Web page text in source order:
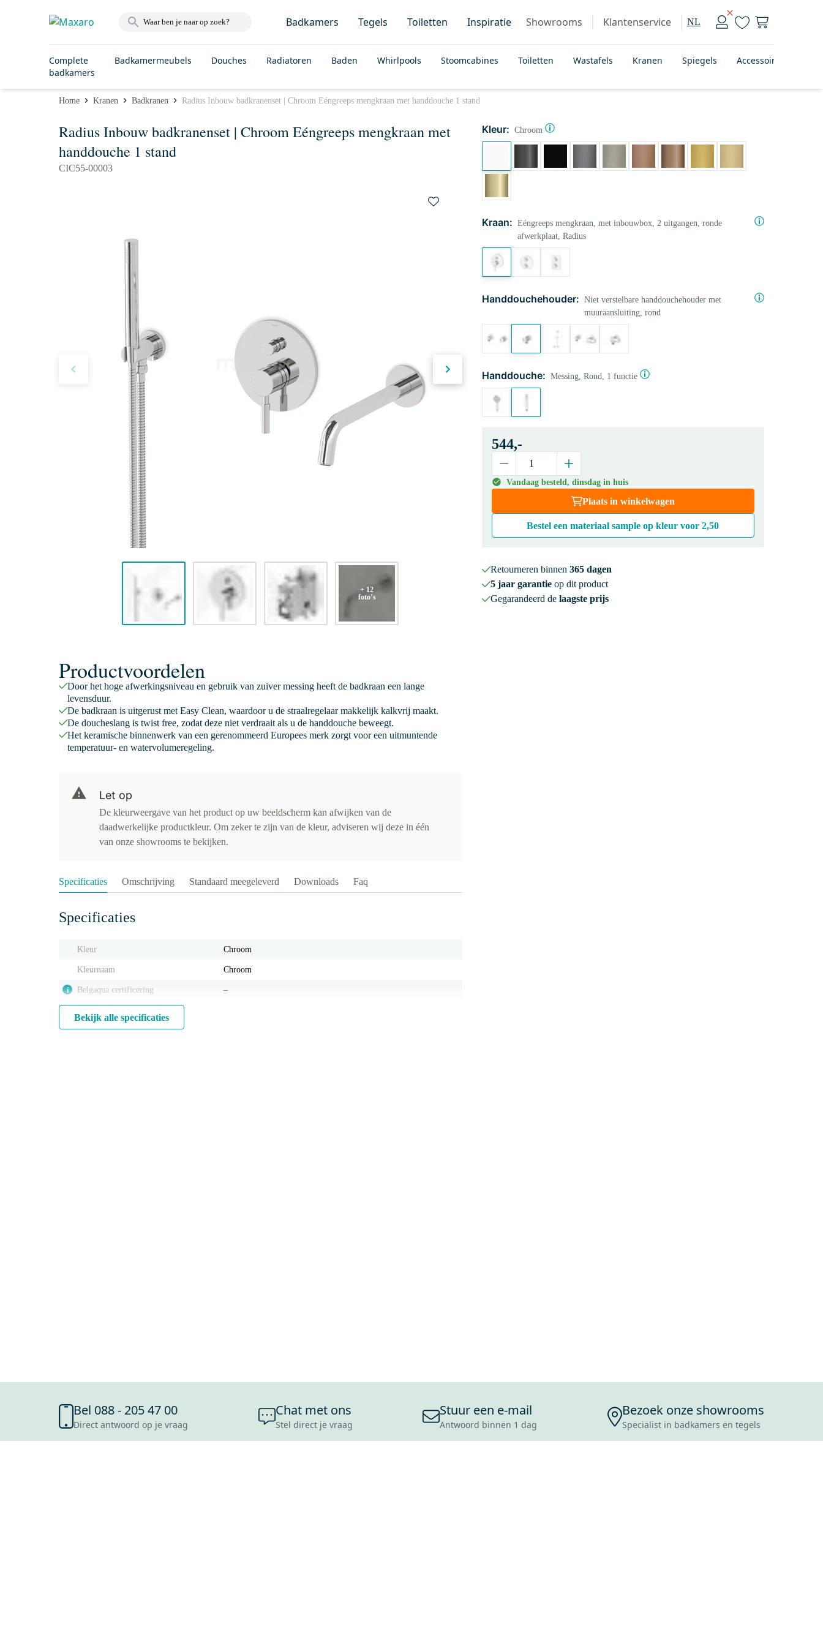
Badkamers Tegels Toiletten Inspiratie Showrooms Klantenservice NL
Complete
badkamers
Badkamermeubels Douches Radiatoren Baden Whirlpools Stoomcabines Toiletten Wastafels Kranen Spiegels Accessoires
Home Kranen Badkranen Radius Inbouw badkranenset | Chroom Eéngreeps mengkraan met handdouche 1 stand
Radius Inbouw badkranenset | Chroom Eéngreeps mengkraan met
handdouche 1 stand
CIC55-00003
+ 12
foto’s
Kleur: Chroom
Kraan: Eéngreeps mengkraan, met inbouwbox, 2 uitgangen, ronde
afwerkplaat, Radius
Handdouchehouder: Niet verstelbare handdouchehouder met
muuraansluiting, rond
Handdouche: Messing, Rond, 1 functie
544,-
Vandaag besteld, dinsdag in huis
Plaats in winkelwagen
Bestel een materiaal sample op kleur voor2,50
Retourneren binnen 365 dagen
5 jaar garantieop dit product
Gegarandeerd de laagste prijs
Productvoordelen
Door het hoge afwerkingsniveau en gebruik van zuiver messing heeft de badkraan een lange
levensduur.
De badkraan is uitgerust met Easy Clean, waardoor u de straalregelaar makkelijk kalkvrij maakt.
De doucheslang is twist free, zodat deze niet verdraait als u de handdouche beweegt.
Het keramische binnenwerk van een gerenommeerd Europees merk zorgt voor een uitmuntende
temperatuur- en watervolumeregeling.
Let op
De kleurweergave van het product op uw beeldscherm kan afwijken van de
daadwerkelijke productkleur. Om zeker te zijn van de kleur, adviseren wij deze in één
van onze showrooms te bekijken.
Specificaties Omschrijving Standaard meegeleverd Downloads Faq
Specificaties
Kleur Chroom
Kleurnaam Chroom
i Belgaqua certificering ‒
Bekijk alle specificaties
Bel 088 - 205 47 00
Direct antwoord op je vraag
Chat met ons
Stel direct je vraag
Stuur een e-mail
Antwoord binnen 1 dag
Bezoek onze showrooms
Specialist in badkamers en tegels